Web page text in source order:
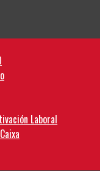
Laboral